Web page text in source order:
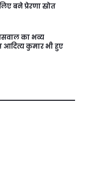
बने प्रेरणा स्रोत
का भव्य
आदित्य कुमार भी हुए